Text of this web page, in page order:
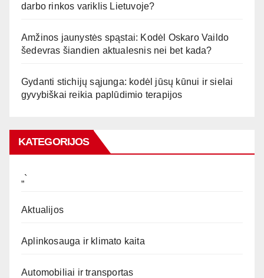
darbo rinkos variklis Lietuvoje?
Amžinos jaunystės spąstai: Kodėl Oskaro Vaildo
šedevras šiandien aktualesnis nei bet kada?
Gydanti stichijų sąjunga: kodėl jūsų kūnui ir sielai
gyvybiškai reikia paplūdimio terapijos
KATEGORIJOS
„`
Aktualijos
Aplinkosauga ir klimato kaita
Automobiliai ir transportas